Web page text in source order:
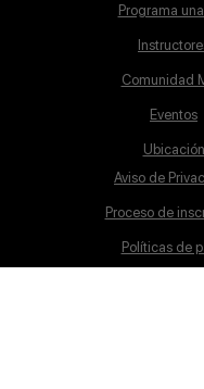
Programa
Comunidad
Eventos
Ubicación
Aviso de
Proceso de
Políticas de